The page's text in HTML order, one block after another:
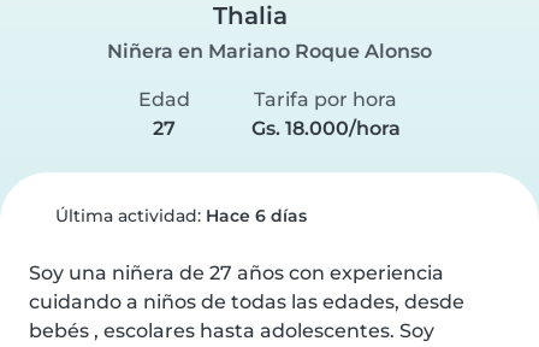
Thalia
Niñera en Mariano Roque Alonso
Edad
27
Tarifa por hora
Gs. 18.000/hora
Última actividad: Hace 6 días
Soy una niñera de 27 años con experiencia
cuidando a niños de todas las edades, desde
bebés , escolares hasta adolescentes. Soy